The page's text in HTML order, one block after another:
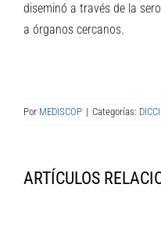
diseminó a través de la
a órganos cercanos.
Por MEDISCOP | Categorías:
ARTÍCULOS